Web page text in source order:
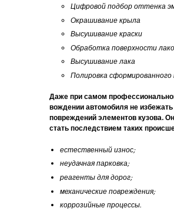
Цифровой подбор оттенка
Окрашивание крыла
Высушивание краски
Обработка поверхности
Высушивание лака
Полировка
Даже при самом
вождении автомобиля не
повреждений элементов кузова.
стать последствием таких
естественный износ;
неудачная парковка;
реагенты для дорог;
механические повреждения;
коррозийные процессы.